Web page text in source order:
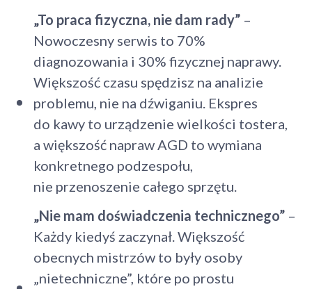
„To praca fizyczna, nie dam rady” –
Nowoczesny serwis to 70%
diagnozowania i 30% fizycznej naprawy.
Większość czasu spędzisz na analizie
problemu, nie na dźwiganiu. Ekspres
do kawy to urządzenie wielkości tostera,
a większość napraw AGD to wymiana
konkretnego podzespołu,
nie przenoszenie całego sprzętu.
„Nie mam doświadczenia technicznego” –
Każdy kiedyś zaczynał. Większość
obecnych mistrzów to były osoby
„nietechniczne”, które po prostu